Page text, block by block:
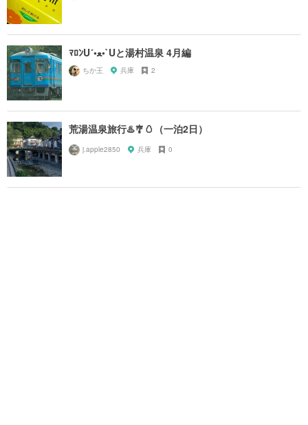
ﾏﾛﾝU´•ﻌ•`Uと湯村温泉 4月編
ちか王 兵庫 2
荒湯温泉旅行♨️🎐🥚（一泊2日）
j.apple2850 兵庫 0